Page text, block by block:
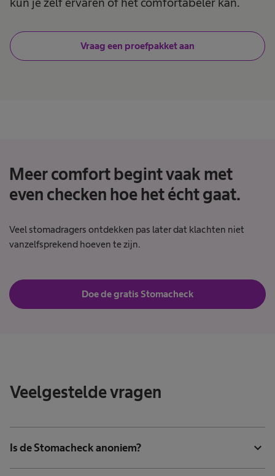
Vraag een proefpakket aan
Meer comfort begint vaak met
even checken hoe het écht gaat.
Veel stomadragers ontdekken pas later dat klachten niet
vanzelfsprekend hoeven te zijn.
Doe de gratis Stomacheck
Veelgestelde vragen
Is de Stomacheck anoniem? expand_more